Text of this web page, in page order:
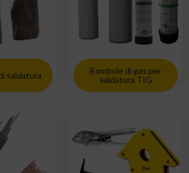
saldatura
Bombole di gas per
saldatura TIG